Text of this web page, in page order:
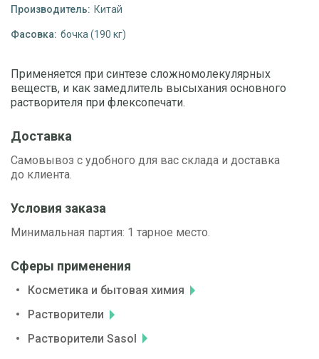
Производитель: Китай
Фасовка: бочка (190 кг)
Применяется при синтезе сложномолекулярных
веществ, и как замедлитель высыхания основного
растворителя при флексопечати.
Доставка
Самовывоз с удобного для вас склада и доставка
до клиента.
Условия заказа
Минимальная партия: 1 тарное место.
Сферы применения
Косметика и бытовая химия
Растворители
Растворители Sasol